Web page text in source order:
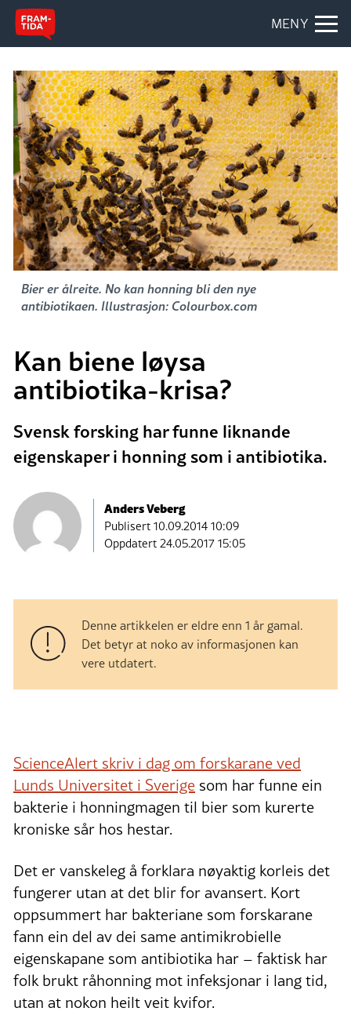
MENY
Bier er ålreite. No kan honning bli den nye
antibiotikaen. Illustrasjon: Colourbox.com
Kan biene løysa
antibiotika-krisa?
Svensk forsking har funne liknande
eigenskaper i honning som i antibiotika.
Anders Veberg
Publisert10.09.2014 10:09
Oppdatert 24.05.2017 15:05
Denne artikkelen er eldre enn 1 år gamal.
Det betyr at noko av informasjonen kan
vere utdatert.
ScienceAlert skriv i dag om forskarane ved
Lunds Universitet i Sverige som har funne ein
bakterie i honningmagen til bier som kurerte
kroniske sår hos hestar.
Det er vanskeleg å forklara nøyaktig korleis det
fungerer utan at det blir for avansert. Kort
oppsummert har bakteriane som forskarane
fann ein del av dei same antimikrobielle
eigenskapane som antibiotika har – faktisk har
folk brukt råhonning mot infeksjonar i lang tid,
utan at nokon heilt veit kvifor.